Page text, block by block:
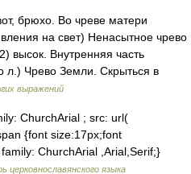
брюхо. Во чреве матери
на свет) Ненасытное чрево
высок. Внутренняя часть
л.) Чрево Земли. Скрыться в
выражений
ChurchArial ; src: url(
{font size:17px;font
ChurchArial ,Arial,Serif;}
церковнославянского языка